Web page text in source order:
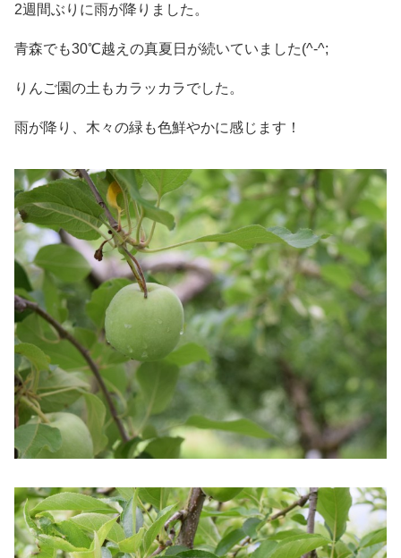
2週間ぶりに雨が降りました。
青森でも30℃越えの真夏日が続いていました(^-^;
りんご園の土もカラッカラでした。
雨が降り、木々の緑も色鮮やかに感じます！